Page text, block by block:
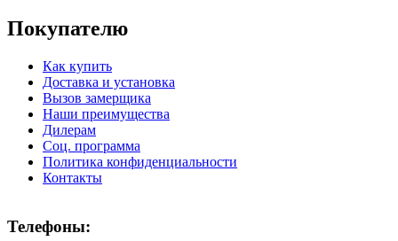
Покупателю
Как купить
Доставка и установка
Вызов замерщика
Наши преимущества
Дилерам
Соц. программа
Политика конфиденциальности
Контакты
Телефоны: